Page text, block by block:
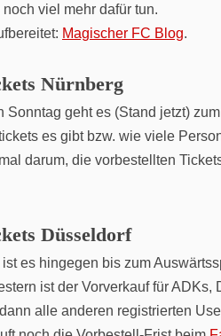
viel mehr dafür tun.
Magischer FC Blog.
Nürnberg
Sonntag geht es (Stand jetzt)
es gibt bzw. wie viele
darum, die vorbestellten
Düsseldorf
es hingegen bis zum
ist der Vorverkauf für
alle anderen registrierten